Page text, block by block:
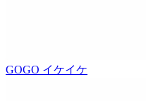
GOGO イケイケ